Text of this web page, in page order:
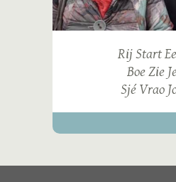
Rij Start
Boe Zie
Sjé Vrao